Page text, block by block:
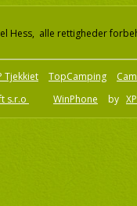
Hess, alle rettigheder
Tjekkiet TopCamping
s.r.o WinPhone by